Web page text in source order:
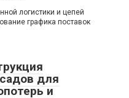
логистики и цепей
графика поставок
для
и